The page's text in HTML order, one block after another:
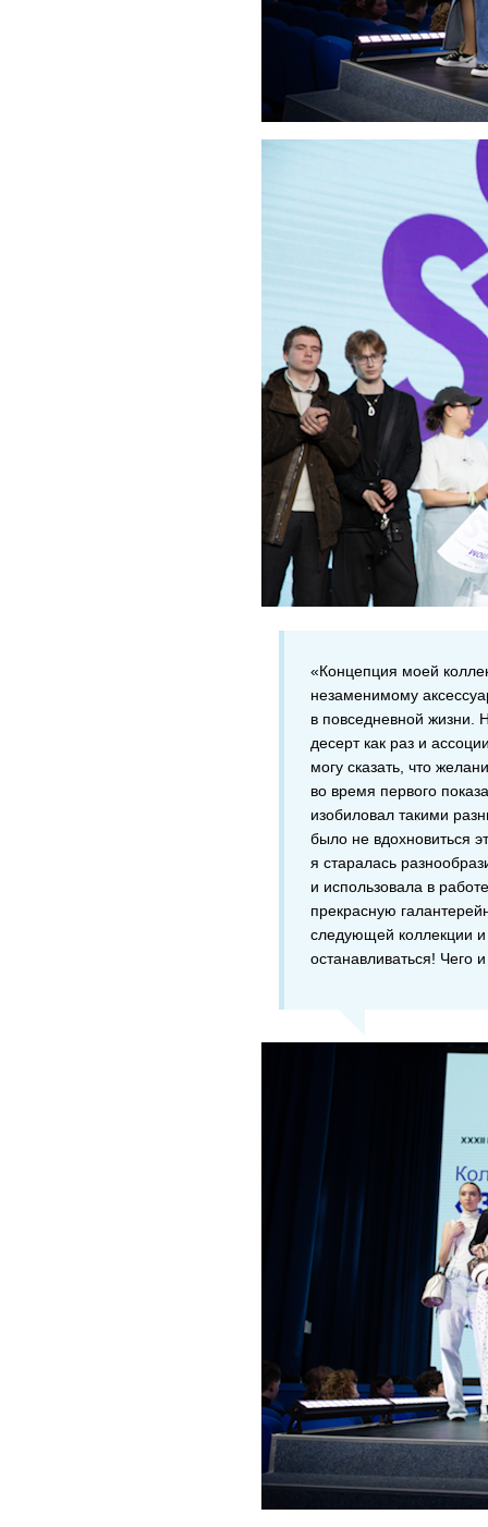
«Концепция моей
незаменимому
в повседневной жизни.
десерт как раз и
могу сказать, что
во время первого
изобиловал такими
было не вдохновиться
я старалась
и использовала в
прекрасную
следующей коллекции
останавливаться!